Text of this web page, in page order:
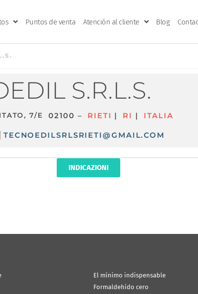
Puntos de venta Atención al cliente Blog
S.R.L.S.
7/E 02100 – RIETI | RI | ITALIA
TECNOEDILSRLSRIETI@GMAIL.COM
INDICAZIONI
El mínimo indispensable
Formaldehído cero